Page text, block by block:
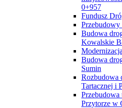
0+957
Fundusz
Budowa
Kowalskie
Budowa
Sumin
Rozbudowa
Tartacznej i
Przytorze w